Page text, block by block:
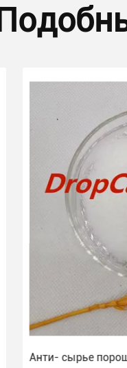
Анти- сырье